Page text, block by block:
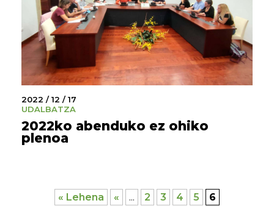
2022 / 12 / 17
UDALBATZA
2022ko abenduko ez ohiko
plenoa
« Lehena « ... 2 3 4 5 6